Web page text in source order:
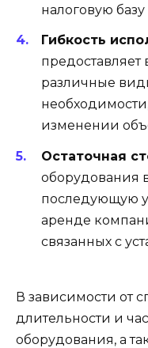
налоговую
Гибкость
предоставляет
различные
изменении
Остаточная
оборудования
последующую
аренде
связанных с
В зависимости от
длительности и
оборудования, а